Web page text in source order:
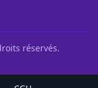
réservés.